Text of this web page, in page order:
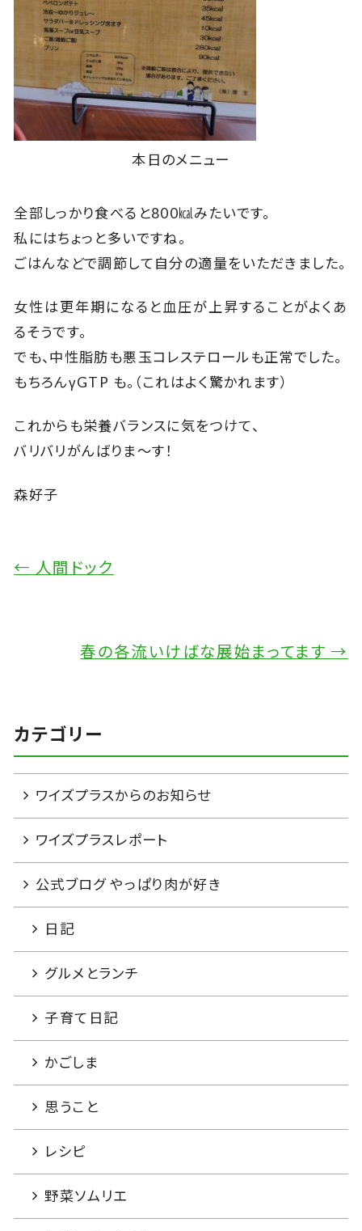
本日のメニュー
全部しっかり食べると800㎉みたいです。
私にはちょっと多いですね。
ごはんなどで調節して自分の適量をいただきました。
女性は更年期になると血圧が上昇することがよくあ
るそうです。
でも、中性脂肪も悪玉コレステロールも正常でした。
もちろんγGTP も。（これはよく驚かれます）
これからも栄養バランスに気をつけて、
バリバリがんばりま～す！
森好子
← 人間ドック
春の各流いけばな展始まってます →
カテゴリー
ワイズプラスからのお知らせ
ワイズプラスレポート
公式ブログ やっぱり肉が好き
日記
グルメとランチ
子育て日記
かごしま
思うこと
レシピ
野菜ソムリエ